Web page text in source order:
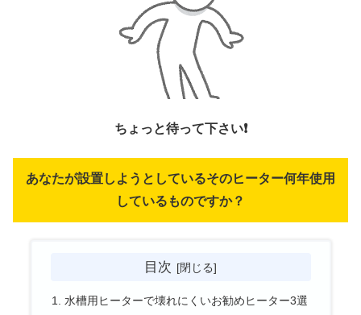
ちょっと待って下さい❗
あなたが設置しようとしているそのヒーター何年使用
しているものですか？
目次
水槽用ヒーターで壊れにくいお勧めヒーター3選